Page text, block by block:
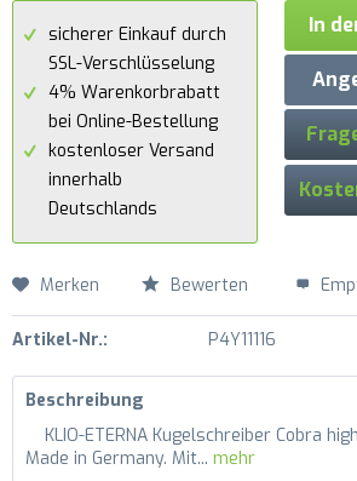
sicherer Einkauf durch
SSL-Verschlüsselung
4% Warenkorbrabatt
bei Online-Bestellung
kostenloser Versand
innerhalb
Deutschlands
In
Merken Bewerten
Artikel-Nr.: P4Y11116
Beschreibung
KLIO-ETERNA Kugelschreiber Cobra
Made in Germany. Mit... mehr